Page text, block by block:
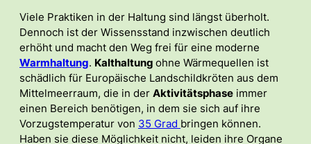
Viele Praktiken in der Haltung sind längst überholt.
Dennoch ist der Wissensstand inzwischen deutlich
erhöht und macht den Weg frei für eine moderne
Warmhaltung. Kalthaltung ohne Wärmequellen ist
schädlich für Europäische Landschildkröten aus dem
Mittelmeerraum, die in der Aktivitätsphase immer
einen Bereich benötigen, in dem sie sich auf ihre
Vorzugstemperatur von 35 Grad bringen können.
Haben sie diese Möglichkeit nicht, leiden ihre Organe